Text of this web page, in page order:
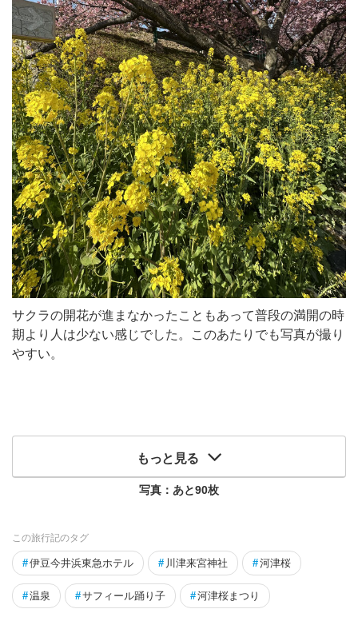
サクラの開花が進まなかったこともあって普段の満開の時
期より人は少ない感じでした。このあたりでも写真が撮り
やすい。
もっと見る
写真：あと90枚
この旅行記のタグ
#伊豆今井浜東急ホテル # 川津来宮神社 #河津桜
#温泉 #サフィール踊り子 #河津桜まつり